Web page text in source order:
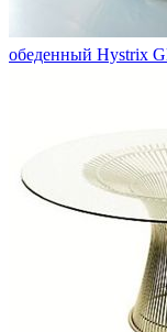
обеденный Hystrix